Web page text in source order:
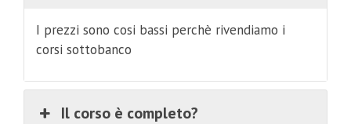
I prezzi sono cosi bassi perchè rivendiamo i
corsi sottobanco
Il corso è completo?